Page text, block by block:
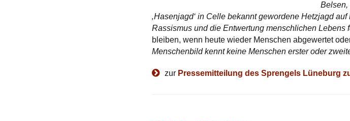
Belsen,
‚Hasenjagd‘ in Celle bekannt gewordene Hetzjagd
Rassismus und die Entwertung menschlichen Lebens
bleiben, wenn heute wieder Menschen abgewertet
Menschenbild kennt keine Menschen erster oder
zur Pressemitteilung des Sprengels Lüneburg